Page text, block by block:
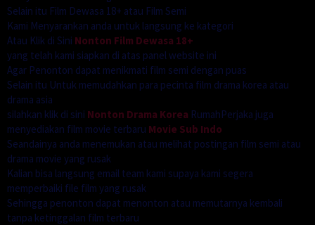
Selain itu Film Dewasa 18+ atau Film Semi
Kami Menyarankan anda untuk langsung ke kategori
Atau Klik di Sini Nonton Film Dewasa 18+
yang telah kami siapkan di atas panel website ini
Agar Penonton dapat menikmati film semi dengan puas
Selain itu Untuk memudahkan para pecinta film drama korea atau
drama asia
silahkan klik di sini Nonton Drama Korea RumahPerjaka juga
menyediakan film movie terbaru Movie Sub Indo
Seandainya anda menemukan atau melihat postingan film semi atau
drama movie yang rusak
Kalian bisa langsung email team kami supaya kami segera
memperbaiki file film yang rusak
Sehingga penonton dapat menonton atau memutarnya kembali
tanpa ketinggalan film terbaru